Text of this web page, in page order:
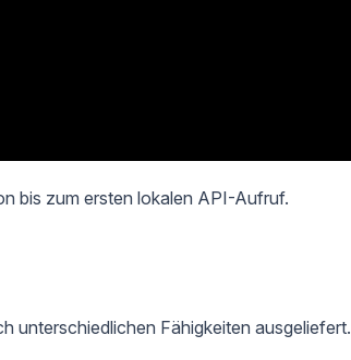
bis zum ersten lokalen API-Aufruf.
unterschiedlichen Fähigkeiten ausgeliefert.